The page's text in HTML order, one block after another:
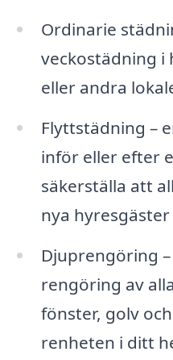
Ordinarie
veckostädning
eller andra
Flyttstädning –
inför eller efter
säkerställa att
nya
Djuprengöring
rengöring av
fönster, golv
renheten i ditt